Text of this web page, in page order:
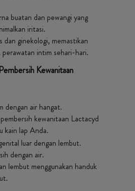
buatan dan pewangi yang
iritasi.
dan ginekologi, memastikan
perawatan intim sehari-hari.
Kewanitaan
dengan air hangat.
kewanitaan Lactacyd
kain lap Anda.
luar dengan lembut.
dengan air.
lembut menggunakan handuk